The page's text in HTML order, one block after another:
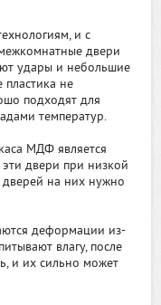
и с
двери
удары и небольшие
не
подходят для
температур.
МДФ является
двери при низкой
дверей на них нужно
деформации из-
влагу, после
и их сильно может